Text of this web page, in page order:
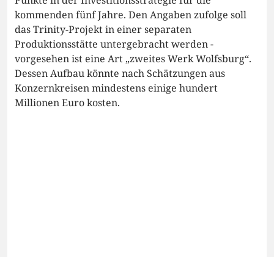
kommenden fünf Jahre. Den Angaben zufolge soll
das Trinity-Projekt in einer separaten
Produktionsstätte untergebracht werden -
vorgesehen ist eine Art „zweites Werk Wolfsburg“.
Dessen Aufbau könnte nach Schätzungen aus
Konzernkreisen mindestens einige hundert
Millionen Euro kosten.